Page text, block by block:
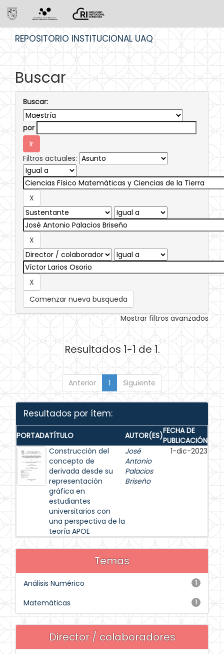
REPOSITORIO INSTITUCIONAL UAQ
Buscar
Buscar:
por
Filtros actuales:
Comenzar nueva busqueda
Mostrar filtros avanzados
Resultados 1-1 de 1.
Anterior 1 Siguiente
Resultados por ítem:
PORTADATÍTULO AUTOR(ES)FECHA DE
PUBLICACIÓN
Construcción del
concepto de
derivada desde su
representación
gráfica en
estudiantes
universitarios con
una perspectiva de la
teoría APOE
José
Antonio
Palacios
Briseño
1-dic-2023
Temas
1
Análisis Numérico
1
Matemáticas
Director / colaboradores